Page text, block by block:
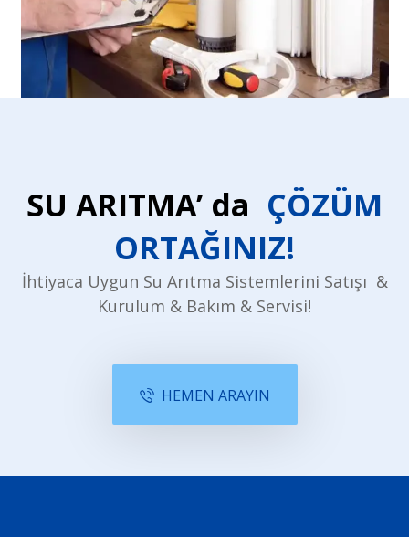
SU ARITMA’ da ÇÖZÜM
ORTAĞINIZ!
İhtiyaca Uygun Su Arıtma Sistemlerini Satışı &
Kurulum & Bakım & Servisi!
HEMEN ARAYIN